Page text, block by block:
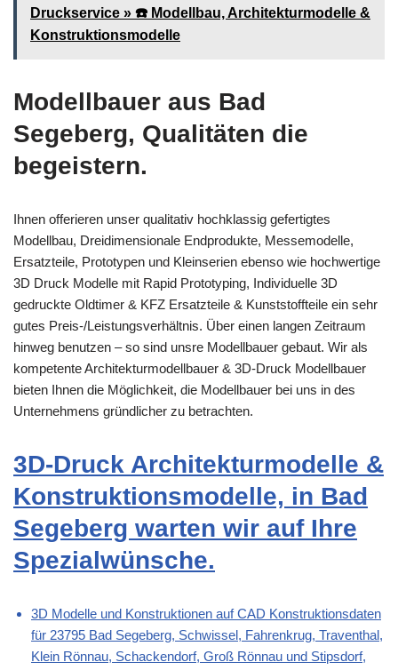
Druckservice » ☎️ Modellbau, Architekturmodelle &
Konstruktionsmodelle
Modellbauer aus Bad
Segeberg, Qualitäten die
begeistern.
Ihnen offerieren unser qualitativ hochklassig gefertigtes
Modellbau, Dreidimensionale Endprodukte, Messemodelle,
Ersatzteile, Prototypen und Kleinserien ebenso wie hochwertige
3D Druck Modelle mit Rapid Prototyping, Individuelle 3D
gedruckte Oldtimer & KFZ Ersatzteile & Kunststoffteile ein sehr
gutes Preis-/Leistungsverhältnis. Über einen langen Zeitraum
hinweg benutzen – so sind unsre Modellbauer gebaut. Wir als
kompetente Architekturmodellbauer & 3D-Druck Modellbauer
bieten Ihnen die Möglichkeit, die Modellbauer bei uns in des
Unternehmens gründlicher zu betrachten.
3D-Druck Architekturmodelle &
Konstruktionsmodelle, in Bad
Segeberg warten wir auf Ihre
Spezialwünsche.
3D Modelle und Konstruktionen auf CAD Konstruktionsdaten
für 23795 Bad Segeberg, Schwissel, Fahrenkrug, Traventhal,
Klein Rönnau, Schackendorf, Groß Rönnau und Stipsdorf,